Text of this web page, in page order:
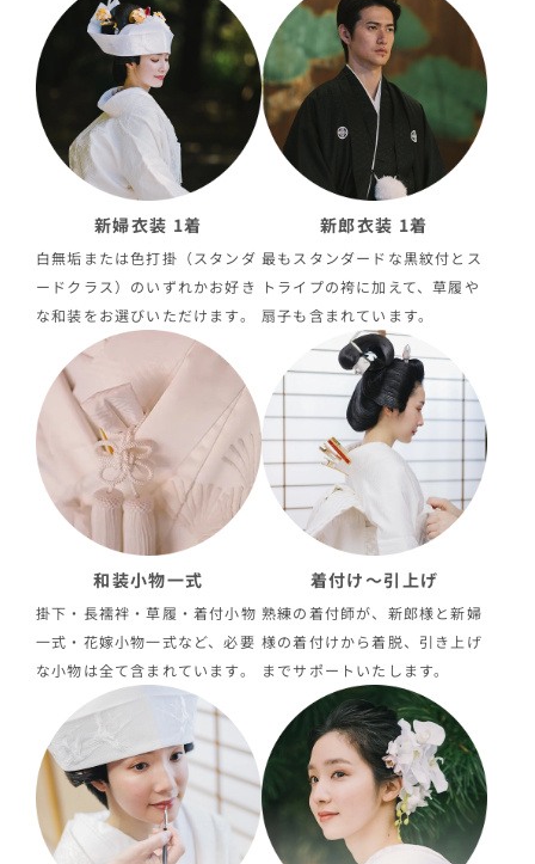
新婦衣装 1着
白無垢または色打掛（スタンダ
ードクラス）のいずれかお好き
な和装をお選びいただけます。
新郎衣装 1着
最もスタンダードな黒紋付とス
トライプの袴に加えて、草履や
扇子も含まれています。
和装小物一式
掛下・長襦袢・草履・着付小物
一式・花嫁小物一式など、必要
な小物は全て含まれています。
着付け〜引上げ
熟練の着付師が、新郎様と新婦
様の着付けから着脱、引き上げ
までサポートいたします。